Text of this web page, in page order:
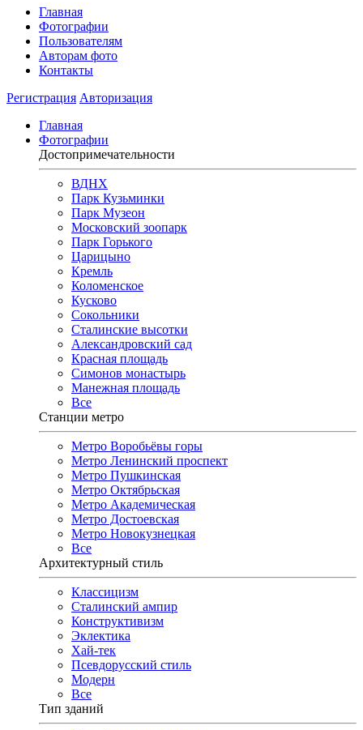
Главная
Фотографии
Пользователям
Авторам фото
Контакты
Регистрация Авторизация
Главная
Фотографии
Достопримечательности
ВДНХ
Парк Кузьминки
Парк Музеон
Московский зоопарк
Парк Горького
Царицыно
Кремль
Коломенское
Кусково
Сокольники
Сталинские высотки
Александровский сад
Красная площадь
Симонов монастырь
Манежная площадь
Все
Станции метро
Метро Воробьёвы горы
Метро Ленинский проспект
Метро Пушкинская
Метро Октябрьская
Метро Академическая
Метро Достоевская
Метро Новокузнецкая
Все
Архитектурный стиль
Классицизм
Сталинский ампир
Конструктивизм
Эклектика
Хай-тек
Псевдорусский стиль
Модерн
Все
Тип зданий